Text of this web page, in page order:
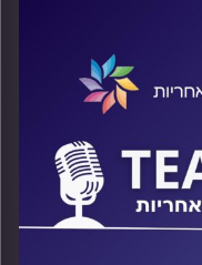
ד"ר חיים וייצמן עם אורן